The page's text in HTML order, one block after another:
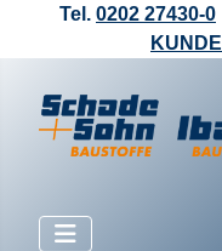
Tel. 0202 27430-0